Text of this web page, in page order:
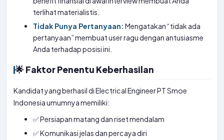
terlihat materialistis.
Tidak Punya Pertanyaan: Mengatakan “tidak ada
pertanyaan” membuat user ragu dengan antusiasme
Anda terhadap posisi ini.
🌟 Faktor Penentu Keberhasilan
Kandidat yang berhasil di Electrical Engineer PT Smoe
Indonesia umumnya memiliki:
✅ Persiapan matang dan riset mendalam
✅ Komunikasi jelas dan percaya diri